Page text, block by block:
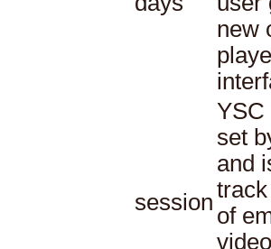
new
session
YSC
set
and
of